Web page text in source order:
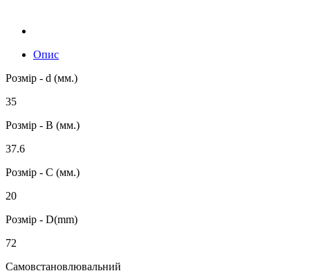
Опис
Розмір - d (мм.)
35
Розмір - B (мм.)
37.6
Розмір - C (мм.)
20
Розмір - D(mm)
72
Самовстановлювальний